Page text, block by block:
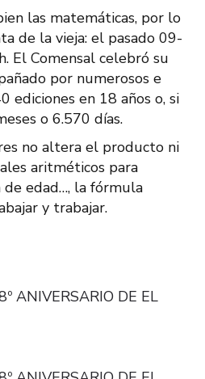
las matemáticas, por lo
de la vieja: el pasado 09-
El Comensal celebró su
por numerosos e
ediciones en 18 años o, si
o 6.570 días.
no altera el producto ni
aritméticos para
de edad…, la fórmula
y trabajar.